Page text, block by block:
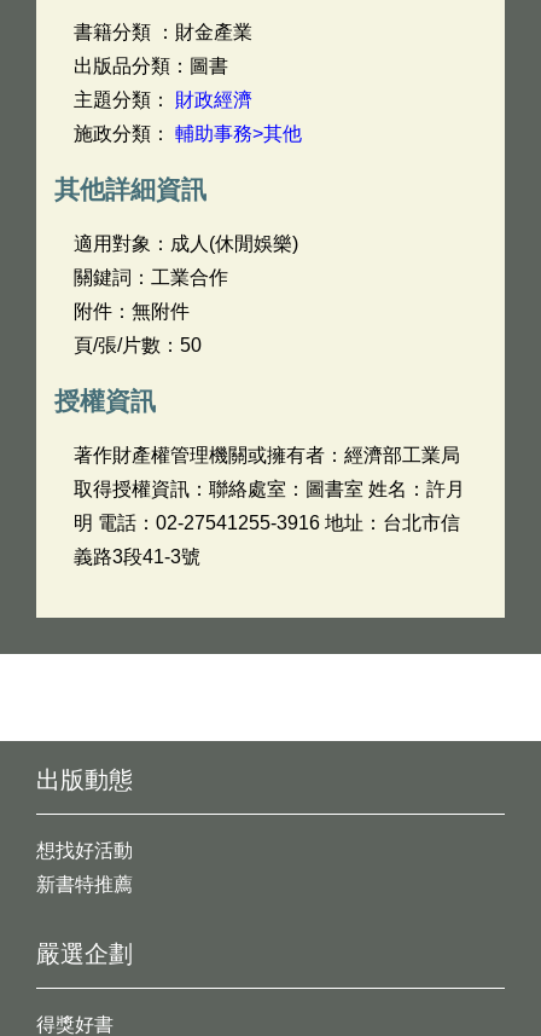
書籍分類 ：財金產業
出版品分類：圖書
主題分類： 財政經濟
施政分類： 輔助事務>其他
其他詳細資訊
適用對象：成人(休閒娛樂)
關鍵詞：工業合作
附件：無附件
頁/張/片數：50
授權資訊
著作財產權管理機關或擁有者：經濟部工業局
取得授權資訊：聯絡處室：圖書室 姓名：許月
明 電話：02-27541255-3916 地址：台北市信
義路3段41-3號
出版動態
想找好活動
新書特推薦
嚴選企劃
得獎好書